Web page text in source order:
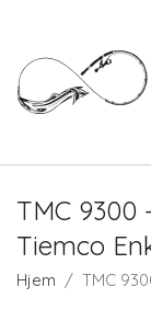
TMC 9300
Tiemco
Hjem TMC